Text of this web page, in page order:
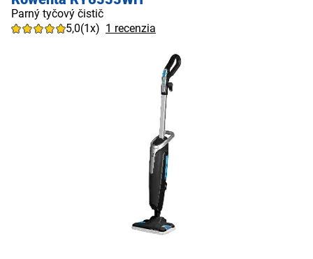
Parný tyčový čistič
5,0(1x) 1 recenzia